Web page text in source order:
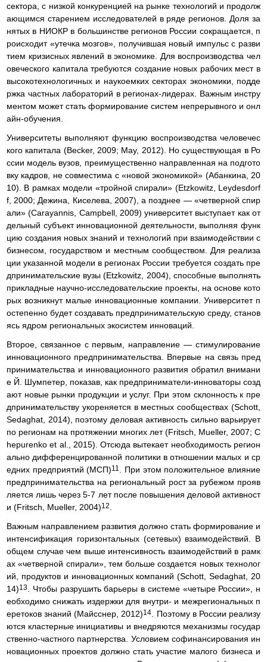
сектора, с низкой конкуренцией на рынке технологий и продолж
ающимся старением исследователей в ряде регионов. Доля за
нятых в НИОКР в большинстве регионов России сокращается, п
роисходит «утечка мозгов», получившая новый импульс с разви
тием кризисных явлений в экономике. Для воспроизводства чел
овеческого капитала требуются создание новых рабочих мест в
высокотехнологичных и наукоемких секторах экономики, подде
ржка частных лабораторий в регионах-лидерах. Важным инстру
ментом может стать формирование систем непрерывного и онл
айн-обучения.
Университеты выполняют функцию воспроизводства человечес
кого капитала (Becker, 2009; May, 2012). Но существующая в Ро
ссии модель вузов, преимущественно направленная на подгото
вку кадров, не совместима с «новой экономикой» (Абанкина, 20
10). В рамках модели «тройной спирали» (Etzkowitz, Leydesdorf
f, 2000; Дежина, Киселева, 2007), а позднее — «четверной спир
али» (Carayannis, Campbell, 2009) университет выступает как от
дельный субъект инновационной деятельности, выполняя функ
цию создания новых знаний и технологий при взаимодействии с
бизнесом, государством и местным сообществом. Для реализа
ции указанной модели в регионах России требуется создать пре
дпринимательские вузы (Etzkowitz, 2004), способные выполнять
прикладные научно-исследовательские проекты, на основе кото
рых возникнут малые инновационные компании. Университет п
остепенно будет создавать предпринимательскую среду, станов
ясь ядром региональных экосистем инноваций.
Второе, связанное с первым, направление — стимулирование
инновационного предпринимательства. Впервые на связь пред
принимательства и инновационного развития обратил внимани
е Й. Шумпетер, показав, как предприниматели-инноваторы созд
ают новые рынки продукции и услуг. При этом склонность к пре
дпринимательству укореняется в местных сообществах (Schott,
Sedaghat, 2014), поэтому деловая активность сильно варьирует
по регионам на протяжении многих лет (Fritsch, Mueller, 2007; C
hepurenko et al., 2015). Отсюда вытекает необходимость регион
ально дифференцированной политики в отношении малых и ср
едних предприятий (МСП)11
. При этом положительное влияние
предпринимательства на региональный рост за рубежом прояв
ляется лишь через 5-7 лет после повышения деловой активност
и (Fritsch, Mueller, 2004)12
Важным направлением развития должно стать формирование и
интенсификация горизонтальных (сетевых) взаимодействий. В
общем случае чем выше интенсивность взаимодействий в рамк
ах «четверной спирали», тем больше создается новых технолог
ий, продуктов и инновационных компаний (Schott, Sedaghat, 20
14)13. Чтобы разрушить барьеры в системе «четыре России», н
еобходимо снижать издержки для внутри- и межрегиональных п
еретоков знаний (Майсснер, 2012)14. Поэтому в России реализу
ются кластерные инициативы и внедряются механизмы государ
ственно-частного партнерства. Условием софинансирования ин
новационных проектов должно стать участие малого бизнеса и